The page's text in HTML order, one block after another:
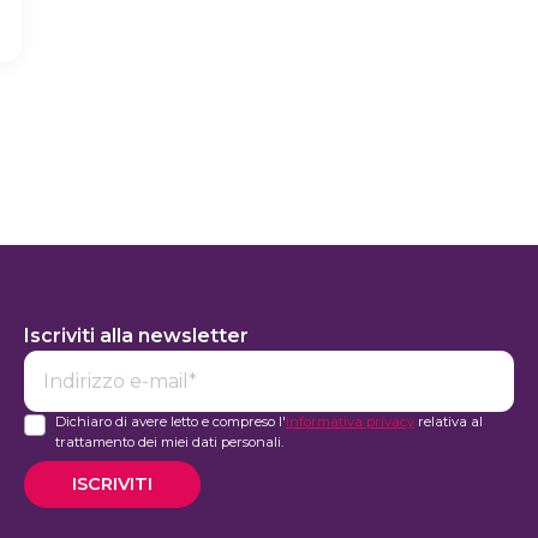
Iscriviti alla newsletter
E-
mail*
Dichiaro di avere letto e compreso l'informativa privacy relativa al
trattamento dei miei dati personali.
ISCRIVITI